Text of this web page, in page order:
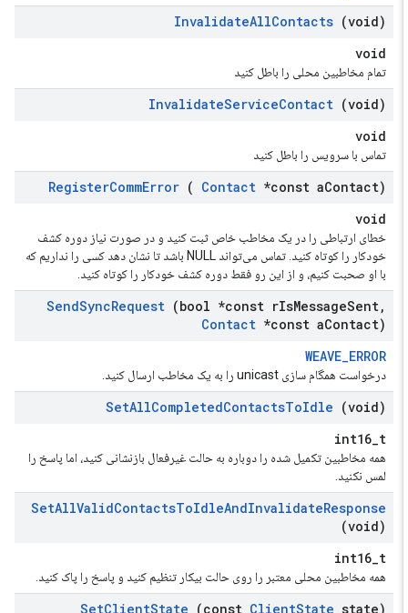
InvalidateAllContacts (void)
void
تمام مخاطبین محلی را باطل کنید
InvalidateServiceContact (void)
void
تماس با سرویس را باطل کنید
RegisterCommError (Contact *const aContact)
void
خطای ارتباطی را در یک مخاطب خاص ثبت کنید و در صورت نیاز دوره کشف
خودکار را کوتاه کنید. تماس می‌تواند NULL باشد تا نشان دهد کسی را نداریم که
با او صحبت کنیم، و از این رو فقط دوره کشف خودکار را کوتاه کنید.
SendSyncRequest (bool *const rIsMessageSent
Contact *const aContact)
WEAVE_ERROR
درخواست همگام سازی unicast را به یک مخاطب ارسال کنید.
SetAllCompletedContactsToIdle (void)
int16_t
همه مخاطبین تکمیل شده را دوباره به حالت غیرفعال بازنشانی کنید، اما پاسخ را
لمس نکنید.
SetAllValidContactsToIdleAndInvalidateResponse
(void)
int16_t
همه مخاطبین محلی معتبر را روی حالت بیکار تنظیم کنید و پاسخ را پاک کنید.
SetClientState (constClientState state)